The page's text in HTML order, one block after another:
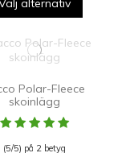
alternativ
Polar-Fleece
skoinlägg
(5/5) på 2 betyg